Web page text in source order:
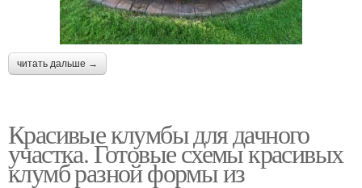
читать дальше →
Красивые клумбы для дачного
участка. Готовые схемы красивых
клумб разной формы из